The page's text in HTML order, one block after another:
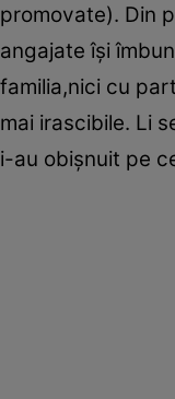
promovate). Din
angajate îşi
familia,nici cu
mai irascibile. Li
i-au obişnuit pe